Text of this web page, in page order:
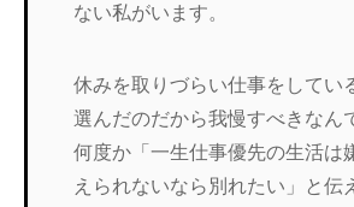
ない私がいます。
休みを取りづらい仕事をしてい
選んだのだから我慢すべきなん
何度か「一生仕事優先の生活は
えられないなら別れたい」と伝